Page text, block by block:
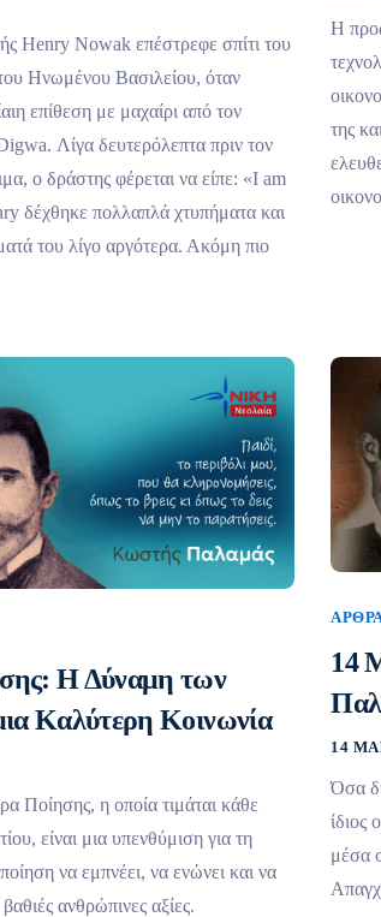
Henry Nowak επέστρεφε σπίτι του
Ηνωμένου Βασιλείου, όταν
επίθεση με μαχαίρι από τον
Λίγα δευτερόλεπτα πριν τον
ο δράστης φέρεται να είπε: «I am
δέχθηκε πολλαπλά χτυπήματα και
του λίγο αργότερα. Ακόμη πιο
Η
της
Η Δύναμη των
Καλύτερη Κοινωνία
Ποίησης, η οποία τιμάται κάθε
είναι μια υπενθύμιση για τη
να εμπνέει, να ενώνει και να
βαθιές ανθρώπινες αξίες.
14
14
Όσα
ίδιος
μέσα